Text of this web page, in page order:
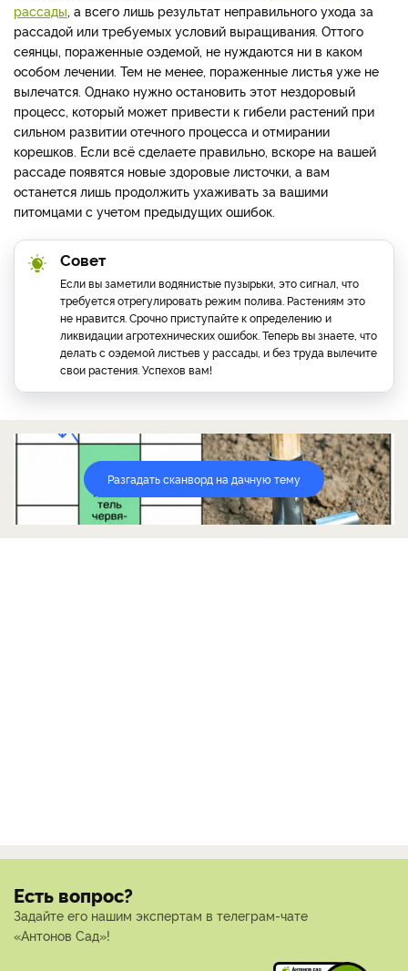
рассады , а всего лишь результат неправильного ухода за
рассадой или требуемых условий выращивания. Оттого
сеянцы, пораженные оэдемой, не нуждаются ни в каком
особом лечении. Тем не менее, пораженные листья уже не
вылечатся. Однако нужно остановить этот нездоровый
процесс, который может привести к гибели растений при
сильном развитии отечного процесса и отмирании
корешков. Если всё сделаете правильно, вскоре на вашей
рассаде появятся новые здоровые листочки, а вам
останется лишь продолжить ухаживать за вашими
питомцами с учетом предыдущих ошибок.
Совет
Если вы заметили водянистые пузырьки, это сигнал, что
требуется отрегулировать режим полива. Растениям это
не нравится. Срочно приступайте к определению и
ликвидации агротехнических ошибок. Теперь вы знаете, что
делать с оэдемой листьев у рассады, и без труда вылечите
свои растения. Успехов вам!
Разгадать сканворд на дачную тему
Есть вопрос?
Задайте его нашим экспертам в телеграм-чате
«Антонов Сад»!